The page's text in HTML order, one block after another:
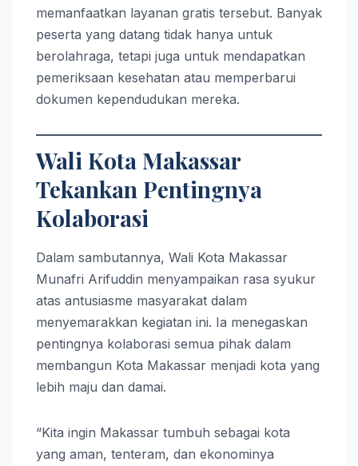
memanfaatkan layanan gratis tersebut. Banyak
peserta yang datang tidak hanya untuk
berolahraga, tetapi juga untuk mendapatkan
pemeriksaan kesehatan atau memperbarui
dokumen kependudukan mereka.
Wali Kota Makassar
Tekankan Pentingnya
Kolaborasi
Dalam sambutannya, Wali Kota Makassar
Munafri Arifuddin menyampaikan rasa syukur
atas antusiasme masyarakat dalam
menyemarakkan kegiatan ini. Ia menegaskan
pentingnya kolaborasi semua pihak dalam
membangun Kota Makassar menjadi kota yang
lebih maju dan damai.
“Kita ingin Makassar tumbuh sebagai kota
yang aman, tenteram, dan ekonominya